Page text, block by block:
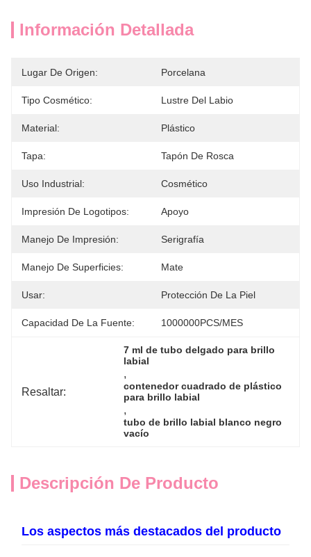
Información Detallada
Lugar De Origen: Porcelana
Tipo Cosmético: Lustre Del Labio
Material: Plástico
Tapa: Tapón De Rosca
Uso Industrial: Cosmético
Impresión De Logotipos: Apoyo
Manejo De Impresión: Serigrafía
Manejo De Superficies: Mate
Usar: Protección De La Piel
Capacidad De La Fuente: 1000000PCS/MES
Resaltar:
7 ml de tubo delgado para brillo
labial
,
contenedor cuadrado de plástico
para brillo labial
,
tubo de brillo labial blanco negro
vacío
Descripción De Producto
Los aspectos más destacados del producto